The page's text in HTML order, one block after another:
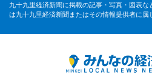
九十九里経済新聞に掲載の記事・写真・図表
は九十九里経済新聞またはその情報提供者に属